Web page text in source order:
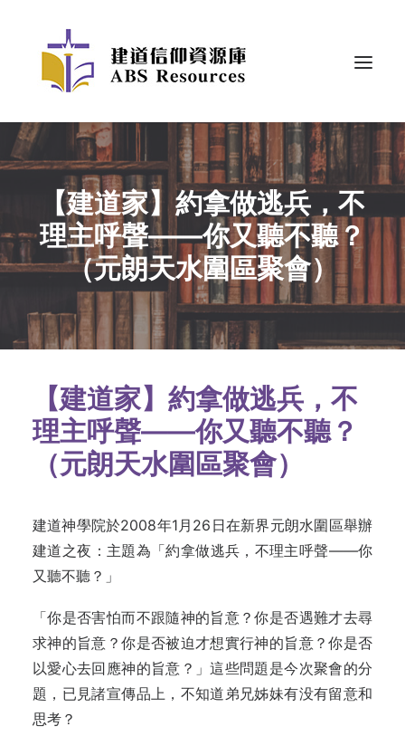
【建道家】約拿做逃兵，不
理主呼聲——你又聽不聽？
（元朗天水圍區聚會）
【建道家】約拿做逃兵，不
理主呼聲——你又聽不聽？
（元朗天水圍區聚會）
建道神學院於2008年1月26日在新界元朗水圍區舉辦
建道之夜：主題為「約拿做逃兵，不理主呼聲——你
又聽不聽？」
「你是否害怕而不跟隨神的旨意？你是否遇難才去尋
求神的旨意？你是否被迫才想實行神的旨意？你是否
以愛心去回應神的旨意？」這些問題是今次聚會的分
題，已見諸宣傳品上，不知道弟兄姊妹有没有留意和
思考？